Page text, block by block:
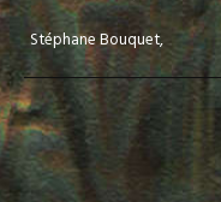
Stéphane Bouquet,